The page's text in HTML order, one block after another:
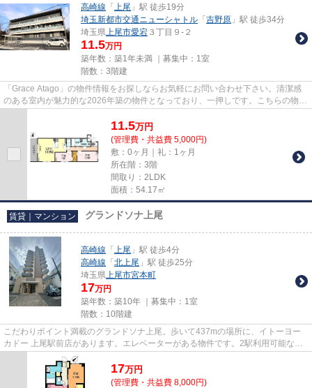
高崎線 「 上尾 」駅 徒歩19分
埼玉新都市交通ニューシャトル 「 吉野原 」駅 徒歩34分
埼玉県上尾市愛宕 ３丁目９-２
11.5万円
築年数：築1年未満 ｜募集中： 1室
階数：3階建
「Grace Atago」の物件情報をお探しならお気軽にお問い合わせ下さい。清潔感
のある室内が魅力的な2026年築の物件となっており、一押しです。こちらの物件
11.5万円
(管理費・共益費 5,000円)
敷：0ヶ月｜礼：1ヶ月
所在階：3階
間取り：2LDK
面積：54.17㎡
賃貸｜マンション グランドソナ上尾
高崎線 「 上尾 」駅 徒歩4分
高崎線 「 北上尾 」駅 徒歩25分
埼玉県上尾市宮本町
17万円
築年数：築10年 ｜募集中： 1室
階数：10階建
こだわりポイント満載のグランドソナ上尾。歩いて437mの場所に、イトーヨー
カドー 上尾駅前店があります。エレベーターがある物件です。2駅利用可能な利
便性の高いマンションです。上...
17万円
(管理費・共益費 8,000円)